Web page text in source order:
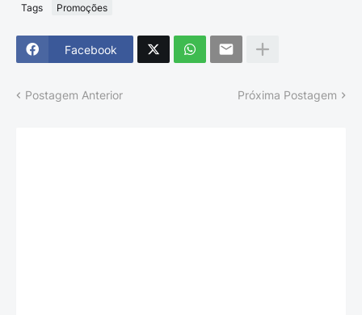
Tags Promoções
Facebook
Postagem Anterior Próxima Postagem